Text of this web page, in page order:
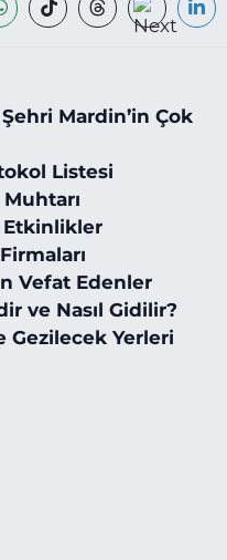
Mardin’in Çok
Listesi
Etkinlikler
Vefat Edenler
ve Nasıl Gidilir?
Gezilecek Yerleri